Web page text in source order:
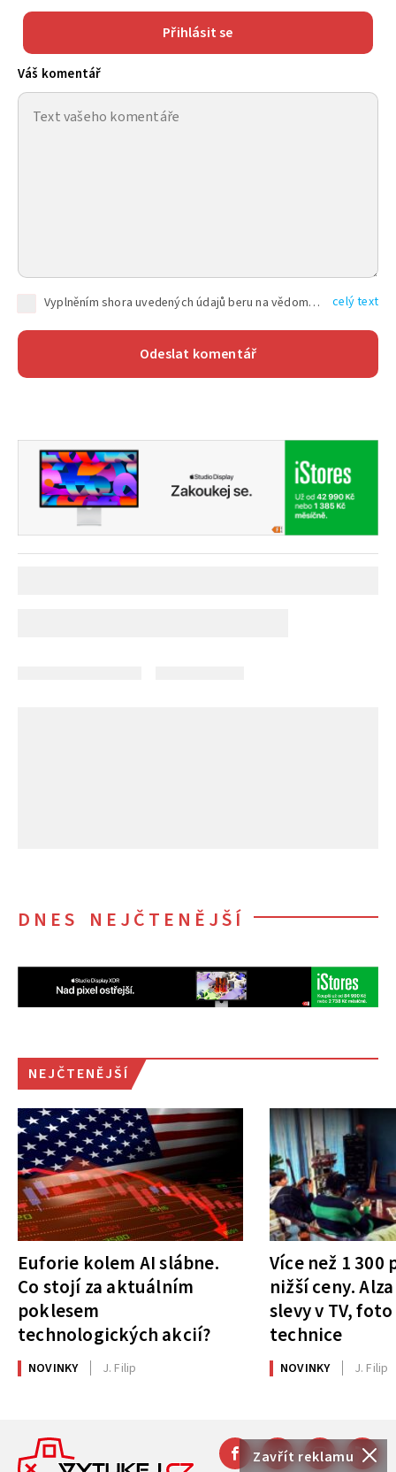
Zavřít reklamu
Přihlásit se
Váš komentář
Vyplněním shora uvedených údajů beru na vědomí, že společnost TEXT FACTORY s.r.o., sídlem Brno, Durďákova 336/29, Černá Pole, PSČ: 613 00, IČ: 06157831, zapsané u Krajského soudu v Brně, oddíl C, vložka 100399, bude zpracovávat mé osobní údaje uvedené v rámci mnou vyplněného registračního formuláře na základě oprávněných zájmů TEXT FACTORY s.r.o. dle čl. 6 odst. 1 písm. f) GDPR a pro splnění právních povinností (čl. 6 odst. 1 písm. c) GDPR), a to pro tyto účely: nezbytnost zajistit oprávnění návštěvníka webových stránek provozovaných společností TEXT FACTORY s.r.o. přispívat aktivně ke zveřejněným článkům nebo v rámci diskusních fór a výkon práv TEXT FACTORY s.r.o. jako administrátora těchto diskusních fór. Více informací o zpracování osobních údajů a právech lze nalézt v celý text
DNES NEJČTENĚJŠÍ
NEJČTENĚJŠÍ
Euforie kolem AI slábne.
Co stojí za aktuálním
poklesem
technologických akcií?
NOVINKY J. Filip
Více než 1
nižší ceny.
slevy v TV,
technice
NOVINKY J. Filip